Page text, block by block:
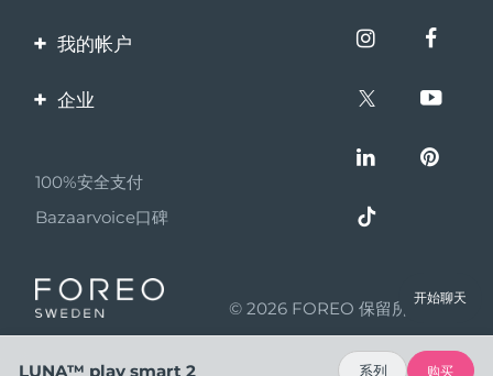
联系我们
保修与退换货
我的帐户
产品注册
企业
伙伴计划
联盟新闻
成为合作伙伴
100%安全支付
Bazaarvoice口碑
© 2026 FOREO 保留所有权利
开始聊天
LUNA™ play smart 2 系列 购买